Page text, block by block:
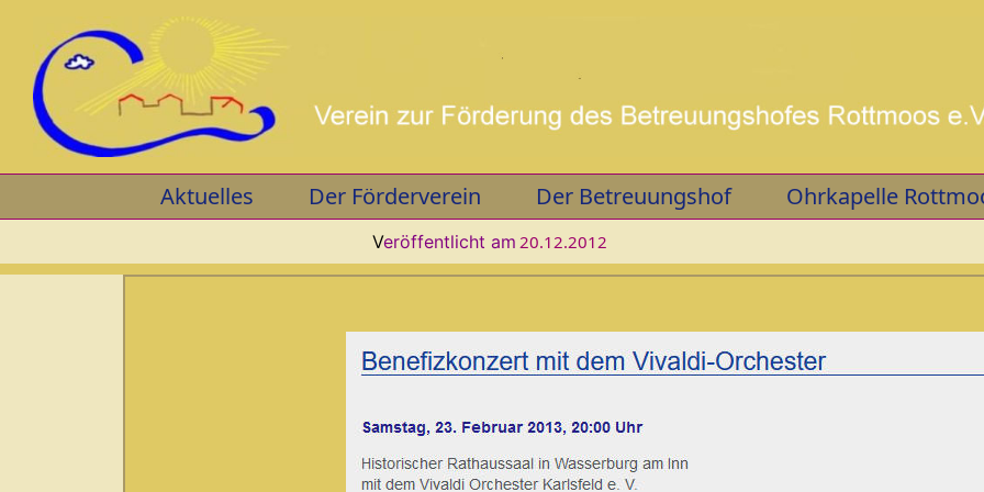
content
Aktuelles Der Förderverein Der Betreuungshof Ohrkapelle
Veröffentlicht am 20.12.2012